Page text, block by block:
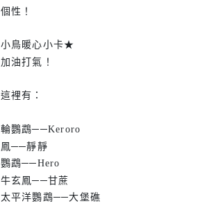
性！
鳥暖心小卡★
油打氣！
裡有：
鸚鵡──Keroro
鳳──靜靜
鵡──Hero
玄鳳──甘蔗
平洋鸚鵡──大堡礁